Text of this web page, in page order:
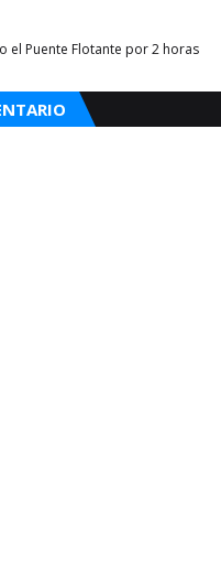
el Puente Flotante por 2 horas